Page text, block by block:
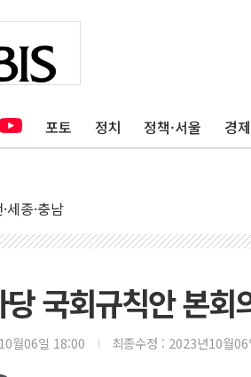
포토 정치 정책·서울 경제
세종·충남
국회규칙안 본
월06일 18:00 최종수정 : 2023년10월